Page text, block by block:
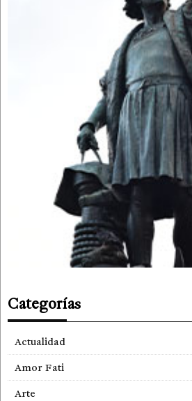
Categorías
Actualidad
Amor Fati
Arte